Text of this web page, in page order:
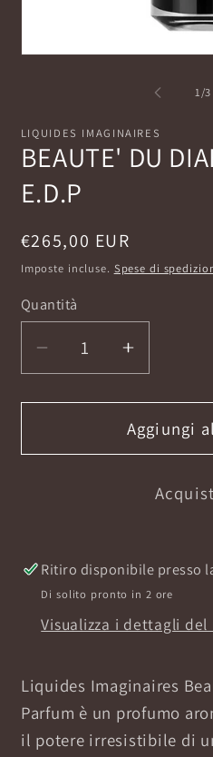
finestra
modale
1/su
3
LIQUIDES IMAGINAIRES
BEAUTE' DU
E.D.P
Prezzo
di
€265,00 EUR
Imposte incluse. Spese di
Quantità
Diminuisci
quantità
per
BEAUTE&#39;
DU
Aumenta
quantità
per
DU
100ML
Aggiungi
Ritiro disponibile presso
Di solito pronto in 2 ore
Visualizza i dettagli del
Liquides Imaginaires
Parfum è un profumo
il potere irresistibile di